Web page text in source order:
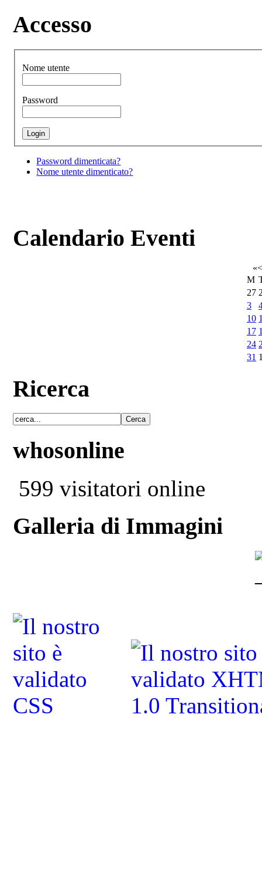
Accesso
Nome utente
Password
Password dimenticata?
Nome utente dimenticato?
Calendario Eventi
«<
M
27
3
10
17
24
31
Ricerca
whosonline
599 visitatori online
Galleria di Immagini